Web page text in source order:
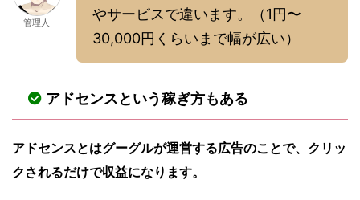
管理人
やサービスで違います。（1円〜
30,000円くらいまで幅が広い）
アドセンスという稼ぎ方もある
アドセンスとはグーグルが運営する広告のことで、クリッ
クされるだけで収益になります。